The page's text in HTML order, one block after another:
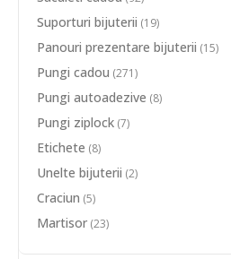
Suporturi bijuterii (19)
Panouri prezentare bijuterii (15)
Pungi cadou (271)
Pungi autoadezive (8)
Pungi ziplock (7)
Etichete (8)
Unelte bijuterii (2)
Craciun (5)
Martisor (23)